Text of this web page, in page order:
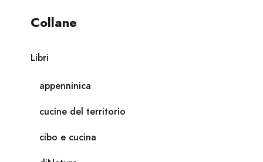
Collane
Libri
appenninica
cucine del territorio
cibo e cucina